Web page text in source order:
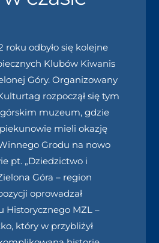
roku odbyło się kolejne
Klubów Kiwanis
Góry. Organizowany
rozpoczął się tym
muzeum, gdzie
mieli okazję
Grodu na nowo
pt. „Dziedzictwo i
Góra – region
oprowadzał
Historycznego MZL –
który w przybliżył